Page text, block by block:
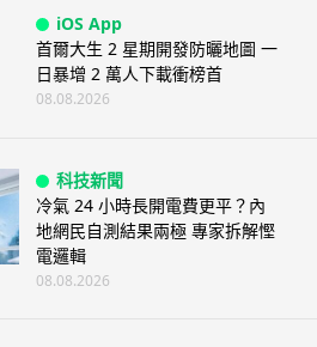
iOS App
首爾大生 2 星期開發防曬地圖 一
日暴增 2 萬人下載衝榜首
08.08.2026
科技新聞
冷氣 24 小時長開電費更平？內
地網民自測結果兩極 專家拆解慳
電邏輯
08.08.2026